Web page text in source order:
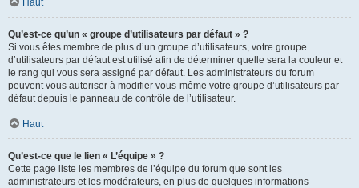
Haut
Qu’est-ce qu’un « groupe d’utilisateurs par défaut » ?
Si vous êtes membre de plus d’un groupe d’utilisateurs, votre groupe
d’utilisateurs par défaut est utilisé afin de déterminer quelle sera la couleur et
le rang qui vous sera assigné par défaut. Les administrateurs du forum
peuvent vous autoriser à modifier vous-même votre groupe d’utilisateurs par
défaut depuis le panneau de contrôle de l’utilisateur.
Haut
Qu’est-ce que le lien « L’équipe » ?
Cette page liste les membres de l’équipe du forum que sont les
administrateurs et les modérateurs, en plus de quelques informations